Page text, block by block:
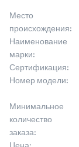
Место
происхождения:
Наименование
марки:
Сертификация:
Номер модели:
Минимальное
количество
заказа: